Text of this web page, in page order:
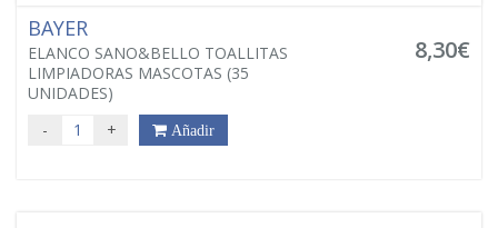
BAYER
ELANCO SANO&BELLO TOALLITAS
LIMPIADORAS MASCOTAS (35
UNIDADES)
8,30€
- + Añadir